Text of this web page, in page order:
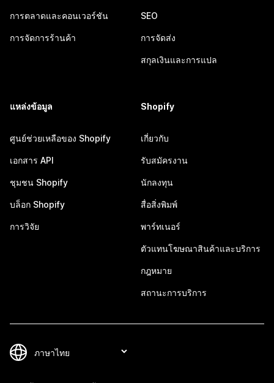
การตลาดและคอนเวอร์ชัน
การจัดการร้านค้า
SEO
การจัดส่ง
สกุลเงินและการแปล
แหล่งข้อมูล
ศูนย์ช่วยเหลือของ Shopify
เอกสาร API
ชุมชน Shopify
บล็อก Shopify
การวิจัย
Shopify
เกี่ยวกับ
รับสมัครงาน
นักลงทุน
สื่อสิ่งพิมพ์
พาร์ทเนอร์
ตัวแทนโฆษณาสินค้าและบริการ
กฎหมาย
สถานะการบริการ